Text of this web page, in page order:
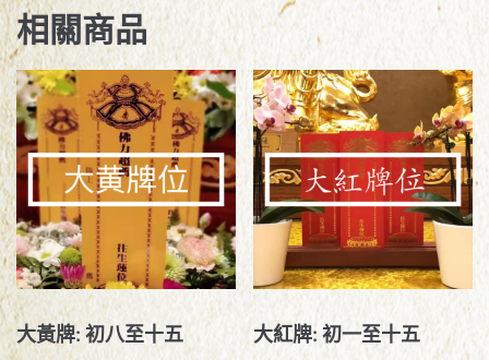
相關商品
大黃牌: 初八至十五 大紅牌: 初一至十五